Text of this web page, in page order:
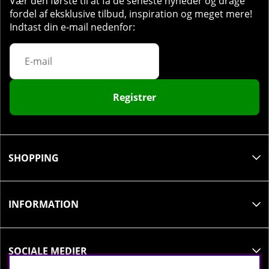
fordel af eksklusive tilbud, inspiration og meget mere!
Indtast din e-mail nedenfor:
Registrer
SHOPPING
INFORMATION
SOCIALE MEDIER